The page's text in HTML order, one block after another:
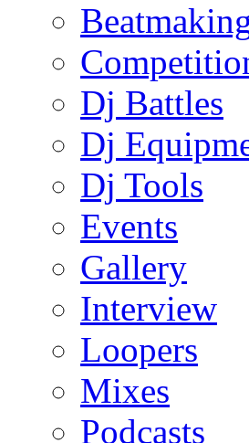
Dj Battles
Dj
Dj Tools
Events
Gallery
Interview
Loopers
Mixes
Podcasts